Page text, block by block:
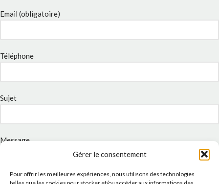
Gérer le consentement
Pour offrir les meilleures expériences, nous utilisons des technologies
Email (obligatoire)
Téléphone
Sujet
Message